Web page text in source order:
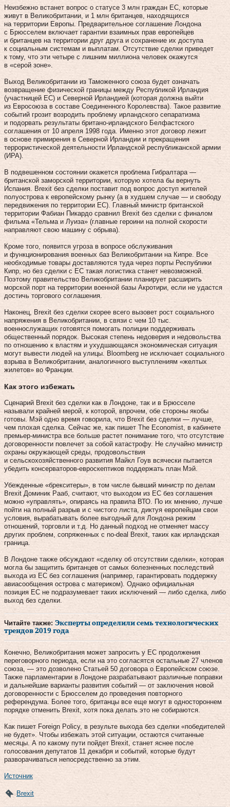
Неизбежно встанет вопрос о статусе 3 млн граждан ЕС, которые
живут в Великобритании, и 1 млн британцев, находящихся
на территории Европы. Предварительное соглашение Лондона
с Брюсселем включает гарантии взаимных прав европейцев
и британцев на территории друг друга и сохранение их доступа
к социальным системам и выплатам. Отсутствие сделки приведет
к тому, что эти четыре с лишним миллиона человек окажутся
в «серой зоне».
Выход Великобритании из Таможенного союза будет означать
возвращение физической границы между Республикой Ирландия
(участницей ЕС) и Северной Ирландией (которая должна выйти
из Евросоюза в составе Соединенного Королевства). Такое развитие
событий грозит возродить проблему ирландского сепаратизма
и подорвать результаты британо-ирландского Белфастского
соглашения от 10 апреля 1998 года. Именно этот договор лежит
в основе примирения в Северной Ирландии и прекращения
террористической деятельности Ирландской республиканской армии
(ИРА).
В подвешенном состоянии окажется проблема Гибралтара —
британской заморской территории, которую хотела бы вернуть
Испания. Brexit без сделки поставит под вопрос доступ жителей
полуострова к европейскому рынку (а в худшем случае — и свободу
передвижения по территории ЕС). Главный министр британской
территории Фабиан Пикардо сравнил Brexit без сделки с финалом
фильма «Тельма и Луиза» (главные героини на полной скорости
направляют свою машину с обрыва).
Кроме того, появится угроза в вопросе обслуживания
и функционирования военных баз Великобритании на Кипре. Все
необходимые товары доставляются туда через порты Республики
Кипр, но без сделки с ЕС такая логистика станет невозможной.
Поэтому правительство Великобритании планирует расширить
морской порт на территории военной базы Акротири, если не удастся
достичь торгового соглашения.
Наконец, Brexit без сделки скорее всего вызовет рост социального
напряжения в Великобритании, в связи с чем 10 тыс.
военнослужащих готовятся помогать полиции поддерживать
общественный порядок. Высокая степень недоверия и недовольства
по отношению к властям и ухудшающаяся экономическая ситуация
могут вывести людей на улицы. Bloomberg не исключает социального
взрыва в Великобритании, аналогичного выступлениям «желтых
жилетов» во Франции.
Как этого избежать
Сценарий Brexit без сделки как в Лондоне, так и в Брюсселе
называли крайней мерой, к которой, впрочем, обе стороны якобы
готовы. Мэй одно время говорила, что Brexit без сделки — лучше,
чем плохая сделка. Сейчас же, как пишет The Economist, в кабинете
премьер-министра все больше растет понимание того, что отсутствие
договоренности повлечет за собой катастрофу. Не случайно министр
охраны окружающей среды, продовольствия
и сельскохозяйственного развития Майкл Гоув всячески пытается
убедить консерваторов-евроскептиков поддержать план Мэй.
Убежденные «брекситеры», в том числе бывший министр по делам
Brexit Доминик Рааб, считают, что выходом из ЕС без соглашения
можно «управлять», опираясь на правила ВТО. По их мнению, лучше
пойти на полный разрыв и с чистого листа, диктуя европейцам свои
условия, вырабатывать более выгодный для Лондона режим
отношений, торговли и т.д. Но данный подход не отменяет массу
других проблем, сопряженных с no-deal Brexit, таких как ирландская
граница.
В Лондоне также обсуждают «сделку об отсутствии сделки», которая
могла бы защитить британцев от самых болезненных последствий
выхода из ЕС без соглашения (например, гарантировать поддержку
авиасообщения острова с материком). Однако официальная
позиция ЕС не подразумевает таких исключений — либо сделка, либо
выход без сделки.
Читайте также: Эксперты определили семь технологических
трендов 2019 года
Конечно, Великобритания может запросить у ЕС продолжения
переговорного периода, если на это согласятся остальные 27 членов
союза, — это дозволено Статьей 50 договора о Европейском союзе.
Также парламентарии в Лондоне разрабатывают различные поправки
и дальнейшие варианты развития событий — от заключения новой
договоренности с Брюсселем до проведения повторного
референдума. Более того, британцы все еще могут в одностороннем
порядке отменить Brexit, хотя пока делать это не собираются.
Как пишет Foreign Policy, в результе выхода без сделки «победителей
не будет». Чтобы избежать этой ситуации, остаются считанные
месяцы. А по какому пути пойдет Brexit, станет яснее после
голосования депутатов 11 декабря и событий, которые будут
разворачиваться непосредственно за этим.
Источник
Brexit